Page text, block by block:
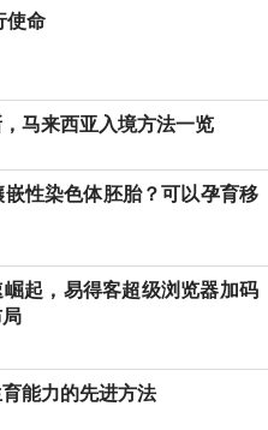
使命
马来西亚入境方法一览
性染色体胚胎？可以孕育移
起，易得客超级浏览器加码
能力的先进方法